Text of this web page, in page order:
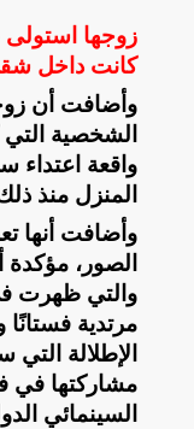
زوجها استولى
كانت داخل
وأضافت أن
الشخصية
واقعة اعتداء
المنزل منذ
وأضافت أنها
الصور، مؤكدة
والتي ظهرت
مرتدية
الإطلالة
مشاركتها في
السينمائي